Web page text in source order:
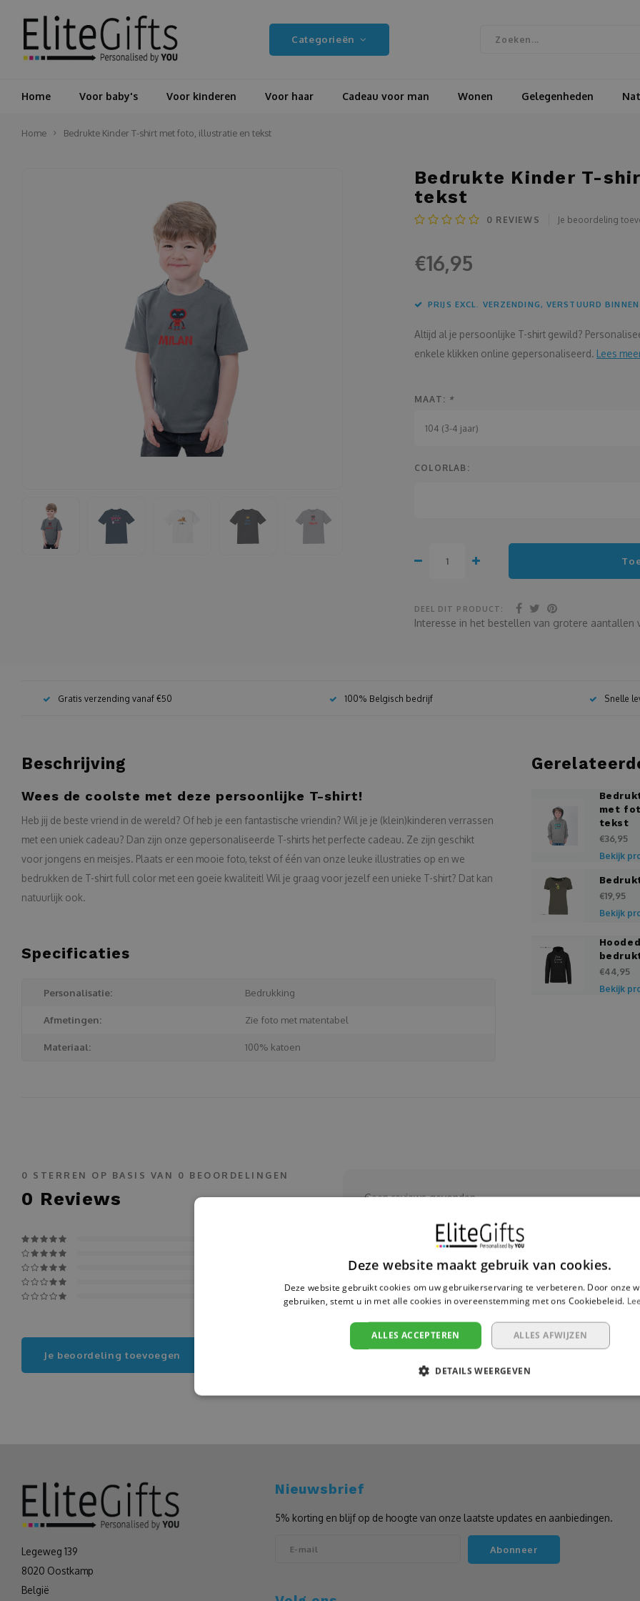
Categorieën
Home Voor baby's Voor kinderen Voor haar Cadeau voor man Wonen Gelegenheden
Home Bedrukte Kinder T-shirt met foto, illustratie en tekst
Bedrukte Kinder T-
tekst
0 REVIEWS Je beoordeling
€16,95
PRIJS EXCL. VERZENDING, VERSTUURD BINNEN
Altijd al je persoonlijke T-shirt gewild?
enkele klikken online gepersonaliseerd. Lees
MAAT: *
104 (3-4 jaar)
COLORLAB:
DEEL DIT PRODUCT:
Interesse in het bestellen van grotere aantallen
Gratis verzending vanaf €50 100% Belgisch bedrijf Snelle
Beschrijving
Wees de coolste met deze persoonlijke T-shirt!
Heb jij de beste vriend in de wereld? Of heb je een fantastische vriendin? Wil je je (klein)kinderen verrassen
met een uniek cadeau? Dan zijn onze gepersonaliseerde T-shirts het perfecte cadeau. Ze zijn geschikt
voor jongens en meisjes. Plaats er een mooie foto, tekst of één van onze leuke illustraties op en we
bedrukken de T-shirt full color met een goeie kwaliteit! Wil je graag voor jezelf een unieke T-shirt? Dat kan
natuurlijk ook.
Specificaties
Personalisatie: Bedrukking
Afmetingen: Zie foto met matentabel
Materiaal: 100% katoen
met
tekst
€36,95
Bekijk
€19,95
Bekijk
€44,95
Bekijk
0 STERREN OP BASIS VAN 0 BEOORDELINGEN
0 Reviews
Je beoordeling toevoegen
Geen reviews gevonden...
Legeweg 139
8020 Oostkamp
België
Nieuwsbrief
5% korting en blijf op de hoogte van onze laatste updates en aanbiedingen.
Abonneer
Deze website maakt gebruik van cookies.
Deze website gebruikt cookies om uw gebruikerservaring te verbeteren. Door onze
gebruiken, stemt u in met alle cookies in overeenstemming met ons Cookiebeleid.
ALLES ACCEPTEREN ALLES AFWIJZEN
DETAILS WEERGEVEN